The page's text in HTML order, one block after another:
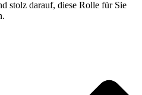
stolz darauf, diese Rolle für Sie